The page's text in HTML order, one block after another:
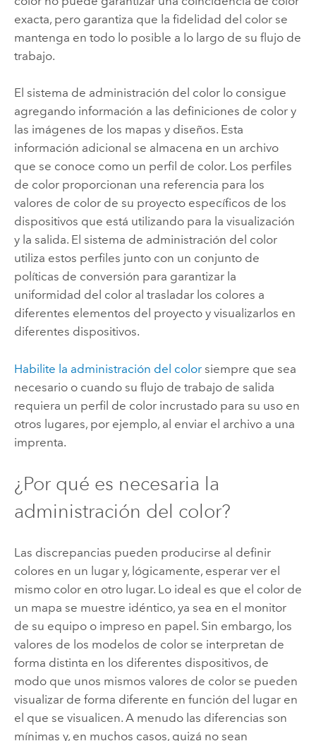
exacta, pero garantiza que la fidelidad del color se
mantenga en todo lo posible a lo largo de su flujo de
trabajo.
El sistema de administración del color lo consigue
agregando información a las definiciones de color y
las imágenes de los mapas y diseños. Esta
información adicional se almacena en un archivo
que se conoce como un perfil de color. Los perfiles
de color proporcionan una referencia para los
valores de color de su proyecto específicos de los
dispositivos que está utilizando para la visualización
y la salida. El sistema de administración del color
utiliza estos perfiles junto con un conjunto de
políticas de conversión para garantizar la
uniformidad del color al trasladar los colores a
diferentes elementos del proyecto y visualizarlos en
diferentes dispositivos.
Habilite la administración del colorsiempre que sea
necesario o cuando su flujo de trabajo de salida
requiera un perfil de color incrustado para su uso en
otros lugares, por ejemplo, al enviar el archivo a una
imprenta.
¿Por qué es necesaria la
administración del color?
Las discrepancias pueden producirse al definir
colores en un lugar y, lógicamente, esperar ver el
mismo color en otro lugar. Lo ideal es que el color de
un mapa se muestre idéntico, ya sea en el monitor
de su equipo o impreso en papel. Sin embargo, los
valores de los modelos de color se interpretan de
forma distinta en los diferentes dispositivos, de
modo que unos mismos valores de color se pueden
visualizar de forma diferente en función del lugar en
el que se visualicen. A menudo las diferencias son
mínimas y, en muchos casos, quizá no sean